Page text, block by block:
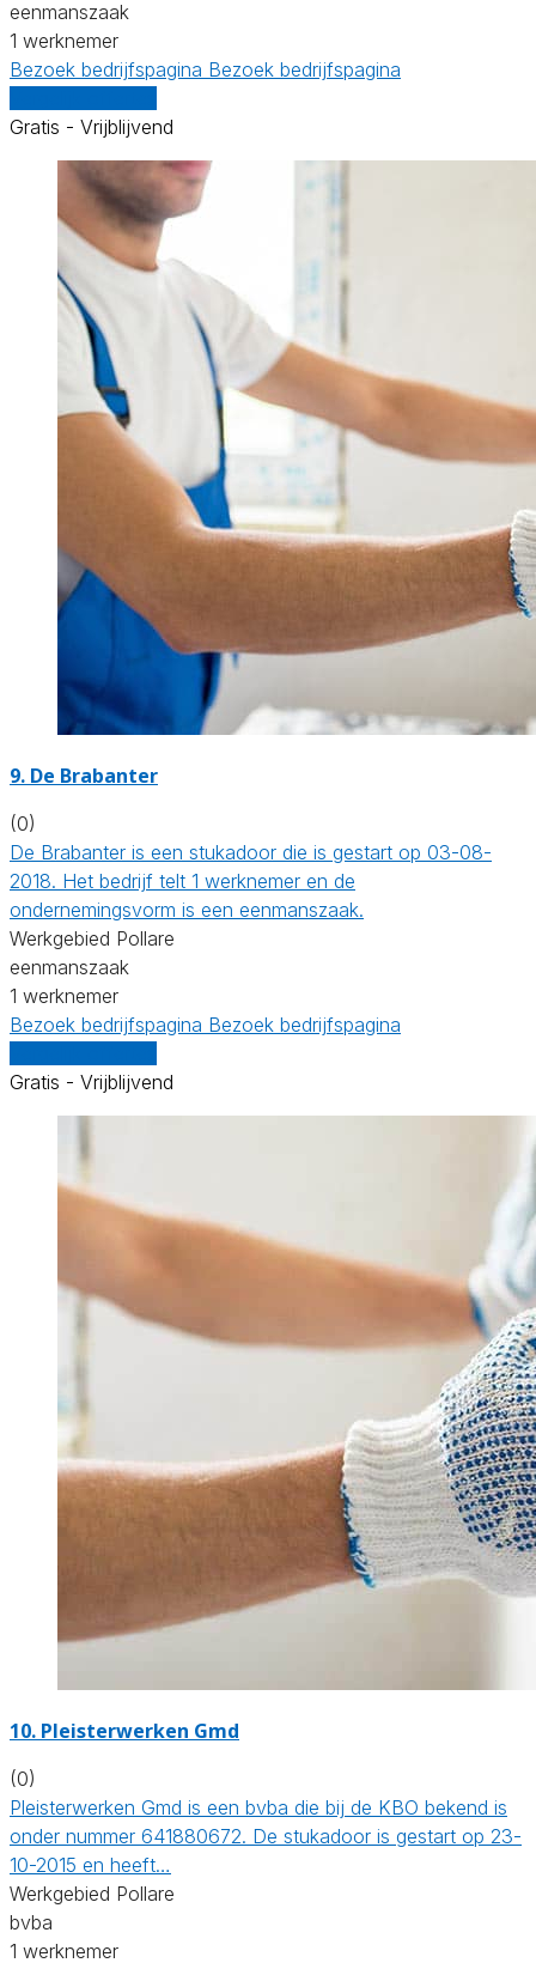
eenmanszaak
1 werknemer
Bezoek bedrijfspagina Bezoek bedrijfspagina
Gratis - Vrijblijvend
9. De Brabanter
(0)
De Brabanter is een stukadoor die is gestart op 03-08-
2018. Het bedrijf telt 1 werknemer en de
ondernemingsvorm is een eenmanszaak.
Werkgebied Pollare
eenmanszaak
1 werknemer
Bezoek bedrijfspagina Bezoek bedrijfspagina
Gratis - Vrijblijvend
10. Pleisterwerken Gmd
(0)
Pleisterwerken Gmd is een bvba die bij de KBO bekend is
onder nummer 641880672. De stukadoor is gestart op 23-
10-2015 en heeft…
Werkgebied Pollare
bvba
1 werknemer